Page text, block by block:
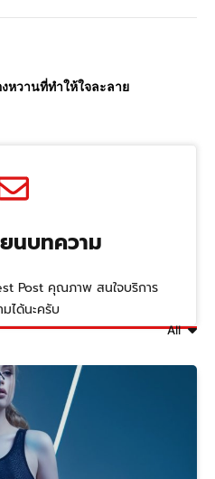
หวานที่ทำให้ใจละลาย
นบทความ
Post คุณภาพ สนใจบริการ
ได้นะครับ
All